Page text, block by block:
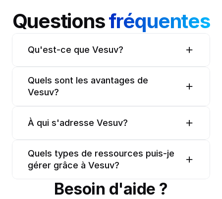
Questions fréquentes
Qu'est-ce que Vesuv?
Quels sont les avantages de
Vesuv?
À qui s'adresse Vesuv?
Quels types de ressources puis-je
gérer grâce à Vesuv?
Besoin d'aide ?